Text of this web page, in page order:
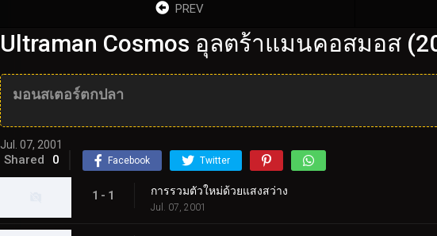
PREV
Ultraman Cosmos อุลตร้าแมนคอสมอส
มอนสเตอร์ตกปลา
Jul. 07, 2001
Shared 0 Facebook Twitter
1 - 1 การรวมตัวใหม่ด้วยแสงสว่าง
Jul. 07, 2001